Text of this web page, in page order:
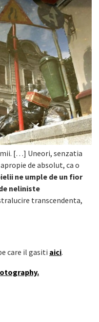
[…] Uneori, senzatia
de absolut, ca o
ne umple de un fior
neliniste
transcendenta,
care il gasiti aici.